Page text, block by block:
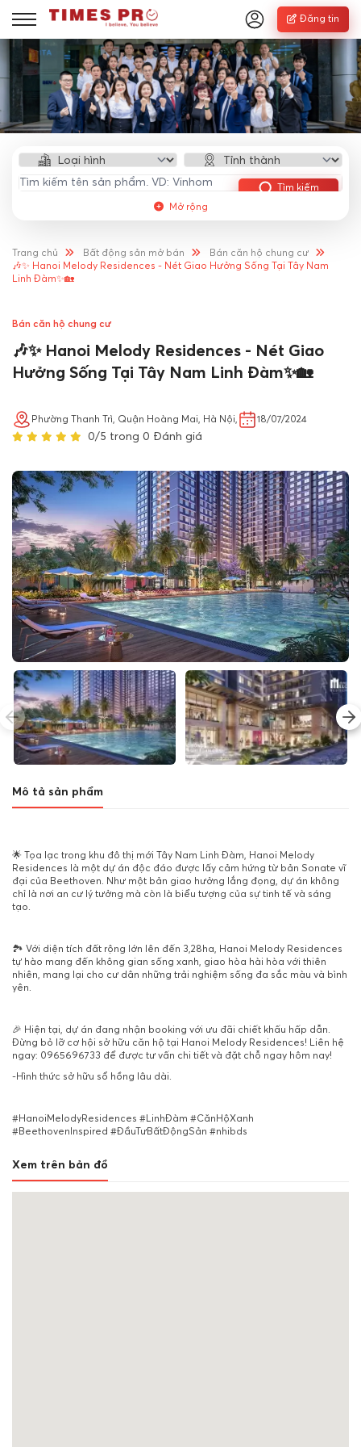
Đăng tin
Tìm kiếm
Mở rộng
Trang chủ Bất động sản mở bán
Bán căn hộ chung cư
🎶✨ Hanoi Melody Residences - Nét Giao Hưởng Sống Tại Tây Nam
Linh Đàm✨🏡
Bán căn hộ chung cư
🎶✨ Hanoi Melody Residences - Nét Giao
Hưởng Sống Tại Tây Nam Linh Đàm✨🏡
Phường Thanh Trì, Quận Hoàng Mai, Hà Nội, 18/07/2024
0/5 trong 0 Đánh giá
Mô tả sản phẩm
🌟 Tọa lạc trong khu đô thị mới Tây Nam Linh Đàm, Hanoi Melody
Residences là một dự án độc đáo được lấy cảm hứng từ bản Sonate vĩ
đại của Beethoven. Như một bản giao hưởng lắng đọng, dự án không
chỉ là nơi an cư lý tưởng mà còn là biểu tượng của sự tinh tế và sáng
tạo.
🏞️ Với diện tích đất rộng lớn lên đến 3,28ha, Hanoi Melody Residences
tự hào mang đến không gian sống xanh, giao hòa hài hòa với thiên
nhiên, mang lại cho cư dân những trải nghiệm sống đa sắc màu và bình
yên.
🎉 Hiện tại, dự án đang nhận booking với ưu đãi chiết khấu hấp dẫn.
Đừng bỏ lỡ cơ hội sở hữu căn hộ tại Hanoi Melody Residences! Liên hệ
ngay: 0965696733 để được tư vấn chi tiết và đặt chỗ ngay hôm nay!
-Hình thức sở hữu sổ hồng lâu dài.
#HanoiMelodyResidences #LinhĐàm #CănHộXanh
#BeethovenInspired #ĐầuTưBấtĐộngSản #nhibds
Xem trên bản đồ